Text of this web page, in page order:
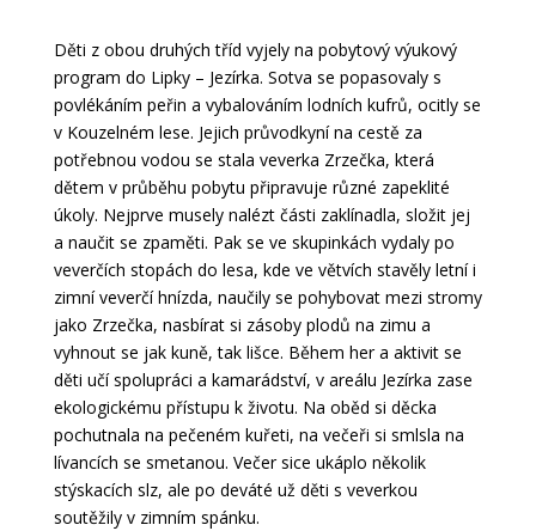
Děti z obou druhých tříd vyjely na pobytový výukový
program do Lipky – Jezírka. Sotva se popasovaly s
povlékáním peřin a vybalováním lodních kufrů, ocitly se
v Kouzelném lese. Jejich průvodkyní na cestě za
potřebnou vodou se stala veverka Zrzečka, která
dětem v průběhu pobytu připravuje různé zapeklité
úkoly. Nejprve musely nalézt části zaklínadla, složit jej
a naučit se zpaměti. Pak se ve skupinkách vydaly po
veverčích stopách do lesa, kde ve větvích stavěly letní i
zimní veverčí hnízda, naučily se pohybovat mezi stromy
jako Zrzečka, nasbírat si zásoby plodů na zimu a
vyhnout se jak kuně, tak lišce. Během her a aktivit se
děti učí spolupráci a kamarádství, v areálu Jezírka zase
ekologickému přístupu k životu. Na oběd si děcka
pochutnala na pečeném kuřeti, na večeři si smlsla na
lívancích se smetanou. Večer sice ukáplo několik
stýskacích slz, ale po deváté už děti s veverkou
soutěžily v zimním spánku.